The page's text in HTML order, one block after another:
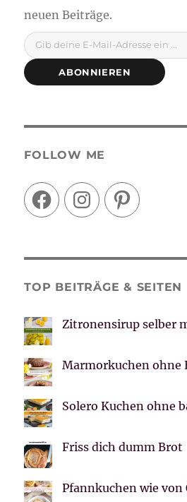
Gib deine E-Mail-Adresse ein ...
ABONNIEREN
FOLLOW ME
FacebookInstagramPinterest
TOP BEITRÄGE & SEITEN
Zitronensirup selber
Marmorkuchen ohne
Solero Kuchen ohne
Friss dich dumm Brot
Pfannkuchen wie von